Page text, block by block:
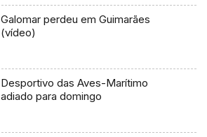
Galomar perdeu em Guimarães
(vídeo)
Desportivo das Aves-Marítimo
adiado para domingo